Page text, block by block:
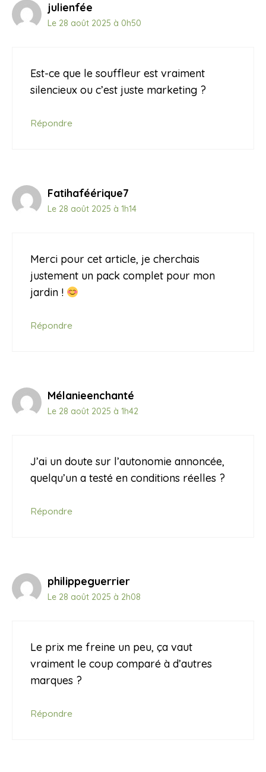
julienfée
Le 28 août 2025 à 0h50
Est-ce que le souffleur est vraiment
silencieux ou c’est juste marketing ?
Répondre
Fatihaféérique7
Le 28 août 2025 à 1h14
Merci pour cet article, je cherchais
justement un pack complet pour mon
jardin !
Répondre
Mélanieenchanté
Le 28 août 2025 à 1h42
J’ai un doute sur l’autonomie annoncée,
quelqu’un a testé en conditions réelles ?
Répondre
philippeguerrier
Le 28 août 2025 à 2h08
Le prix me freine un peu, ça vaut
vraiment le coup comparé à d’autres
marques ?
Répondre